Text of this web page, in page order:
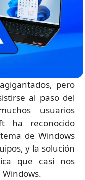
pero
al paso del
usuarios
ha reconocido
de Windows
y la solución
que casi nos